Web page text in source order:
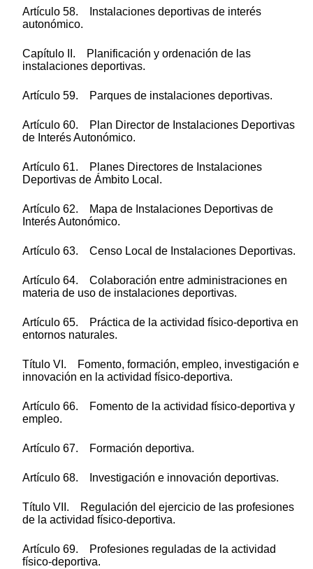
Artículo 58. Instalaciones deportivas de interés
autonómico.
Capítulo II. Planificación y ordenación de las
instalaciones deportivas.
Artículo 59. Parques de instalaciones deportivas.
Artículo 60. Plan Director de Instalaciones Deportivas
de Interés Autonómico.
Artículo 61. Planes Directores de Instalaciones
Deportivas de Ámbito Local.
Artículo 62. Mapa de Instalaciones Deportivas de
Interés Autonómico.
Artículo 63. Censo Local de Instalaciones Deportivas.
Artículo 64. Colaboración entre administraciones en
materia de uso de instalaciones deportivas.
Artículo 65. Práctica de la actividad físico-deportiva en
entornos naturales.
Título VI. Fomento, formación, empleo, investigación e
innovación en la actividad físico-deportiva.
Artículo 66. Fomento de la actividad físico-deportiva y
empleo.
Artículo 67. Formación deportiva.
Artículo 68. Investigación e innovación deportivas.
Título VII. Regulación del ejercicio de las profesiones
de la actividad físico-deportiva.
Artículo 69. Profesiones reguladas de la actividad
físico-deportiva.